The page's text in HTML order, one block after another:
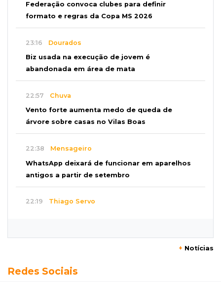
Federação convoca clubes para definir
formato e regras da Copa MS 2026
23:16 Dourados
Biz usada na execução de jovem é
abandonada em área de mata
22:57 Chuva
Vento forte aumenta medo de queda de
árvore sobre casas no Vilas Boas
22:38 Mensageiro
WhatsApp deixará de funcionar em aparelhos
antigos a partir de setembro
22:19 Thiago Servo
Semana vai começar com 909 novas
+ Notícias
Redes Sociais